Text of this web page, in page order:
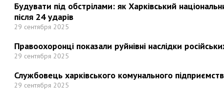
Будувати під обстрілами: як Харківський
після 24 ударів
29 сентября 2025
Правоохоронці показали руйнівні наслідки
29 сентября 2025
Службовець харківського комунального
29 сентября 2025